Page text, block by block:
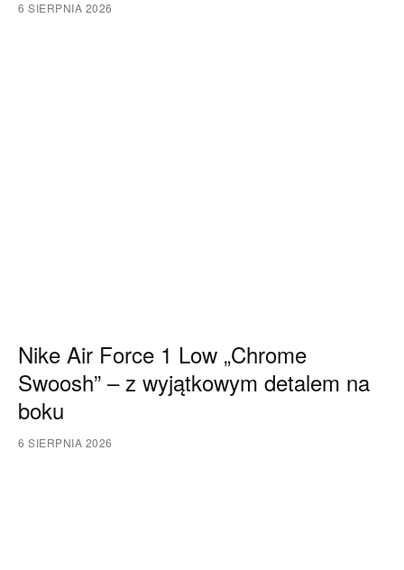
6 SIERPNIA 2026
Nike Air Force 1 Low „Chrome
Swoosh” – z wyjątkowym detalem na
boku
6 SIERPNIA 2026